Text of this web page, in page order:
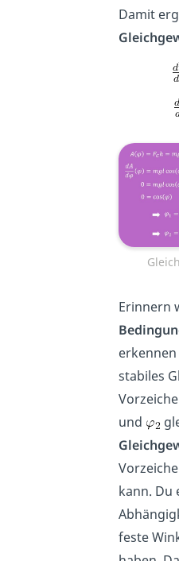
Damit
Erinnern
stabiles
und
kann. Du
feste